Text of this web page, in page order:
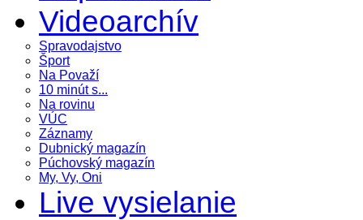
Videoarchív
Spravodajstvo
Šport
Na Považí
10 minút s...
Na rovinu
VÚC
Záznamy
Dubnický magazín
Púchovský magazín
My, Vy, Oni
Live vysielanie